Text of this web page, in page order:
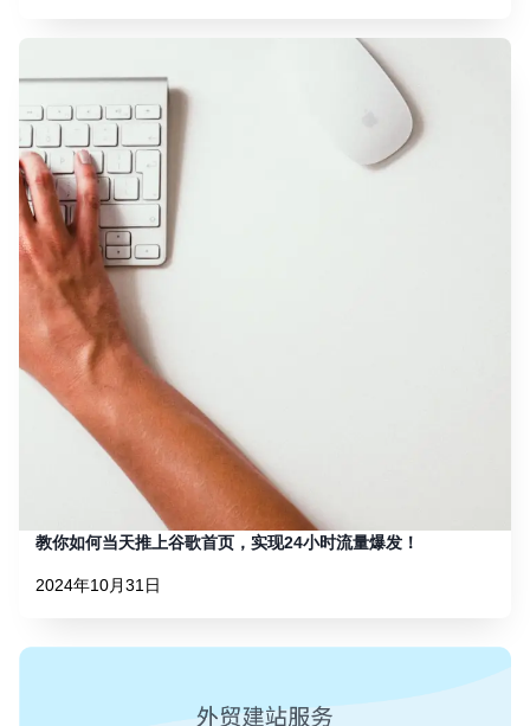
教你如何当天推上谷歌首页，实现24小时流量爆发！
2024年10月31日